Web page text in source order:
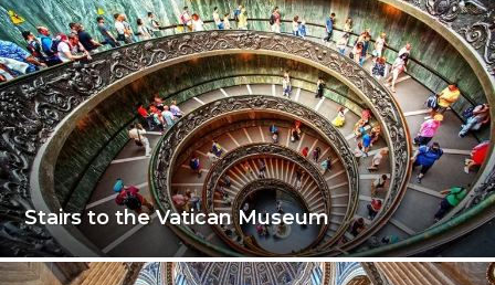
Stairs to the Vatican Museum